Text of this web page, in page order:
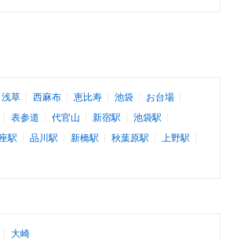
浅草 西麻布 恵比寿 池袋
お台場
表参道 代官山 新宿駅
池袋駅
駅 品川駅 新橋駅 秋葉原駅
上野駅
大崎